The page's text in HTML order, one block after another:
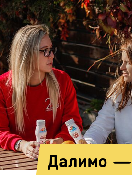
Далимо —